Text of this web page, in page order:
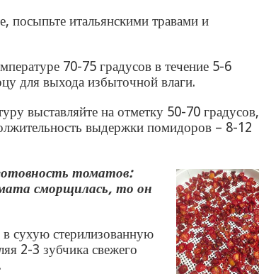
посыпьте итальянскими травами и
70-75 градусов в течение 5-6
для выхода избыточной влаги.
выставляйте на отметку 50-70 градусов,
выдержки помидоров – 8-12
томатов:
сморщилась, то он
сухую стерилизованную
2-3 зубчика свежего